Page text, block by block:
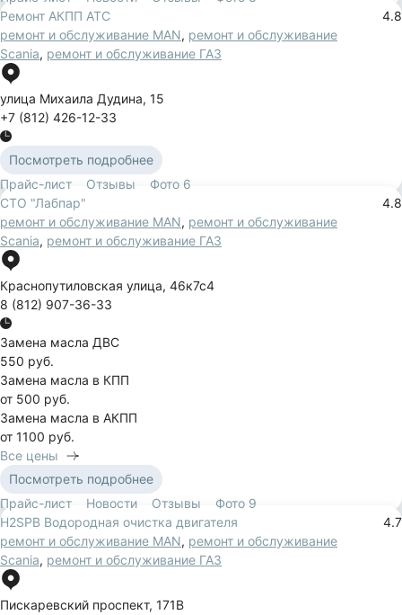
Ремонт АКПП АТС
4.8
ремонт и обслуживание MAN, ремонт и обслуживание
Scania, ремонт и обслуживание ГАЗ
улица Михаила Дудина, 15
+7 (812) 426-12-33
Посмотреть подробнее
Прайс-лист
Отзывы Фото 6
СТО "Лабпар"
4.8
ремонт и обслуживание MAN, ремонт и обслуживание
Scania, ремонт и обслуживание ГАЗ
Краснопутиловская улица, 46к7с4
8 (812) 907-36-33
Замена масла ДВС
550 руб.
Замена масла в КПП
от 500 руб.
Замена масла в АКПП
от 1100 руб.
Все цены
Посмотреть подробнее
Прайс-лист
Новости Отзывы Фото 9
H2SPB Водородная очистка двигателя
4.7
ремонт и обслуживание MAN, ремонт и обслуживание
Scania, ремонт и обслуживание ГАЗ
Пискаревский проспект, 171В